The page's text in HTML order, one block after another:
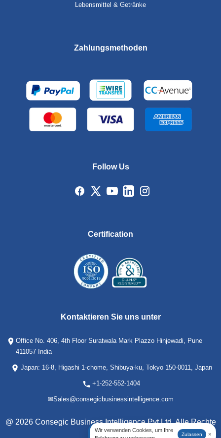
Lebensmittel & Getränke
Zahlungsmethoden
Follow Us
Certification
Kontaktieren Sie uns unter
Office No. 406, 4th Floor Suratwala Mark Plazzo Hinjewadi, Pune
411057 India
Japan: 16-8, Higashi 1-chome, Shibuya-ku, Tokyo 150-0011, Japan
+1-252-552-1404
✉Sales@consegicbusinessintelligence.com
@ 2026 Consegic Business Intelligence Pvt Ltd. Alle Rechte
vorbehalten
Wir verwenden Cookies, um Ihre
Zulassen ×